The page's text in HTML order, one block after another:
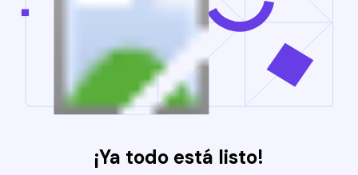
¡Ya todo está listo!